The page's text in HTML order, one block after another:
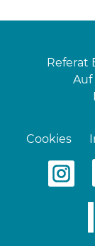
Referat
Auf
Cookies